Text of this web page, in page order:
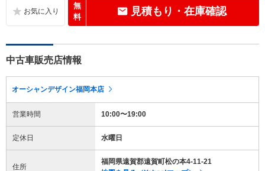
無
料
見積もり・在庫確認
中古車販売店情報
オーシャンデザイン福岡本店
営業時間 10:00〜19:00
定休日 水曜日
住所
福岡県遠賀郡遠賀町松の本4-11-21